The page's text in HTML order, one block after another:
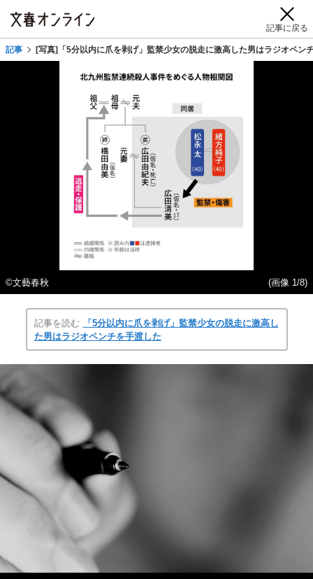
記事に戻る
記事 [写真]「5分以内に爪を剥げ」監禁少女の脱走に激高した男はラジオペン
©文藝春秋 (画像 1/8)
記事を読む
「5分以内に爪を剥げ」監禁少女の脱走に激高し
た男はラジオペンチを手渡した